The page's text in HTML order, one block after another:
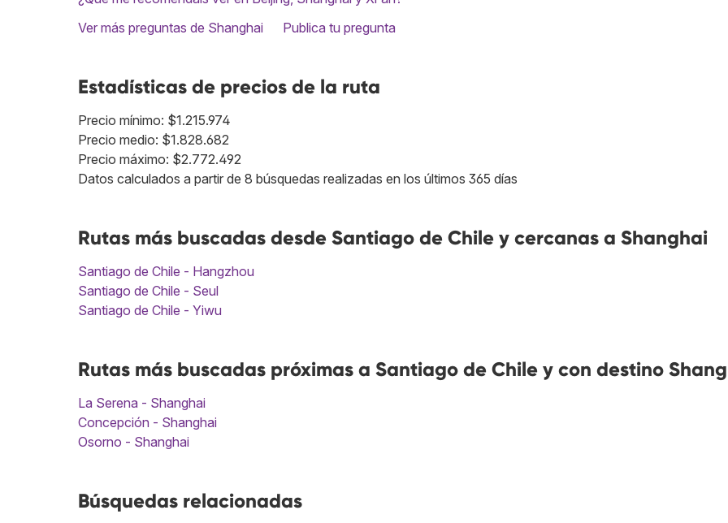
Ver más preguntas de Shanghai
Publica tu pregunta
Estadísticas de precios de la ruta
Precio mínimo: $1.215.974
Precio medio: $1.828.682
Precio máximo: $2.772.492
Datos calculados a partir de 8 búsquedas realizadas en los últimos 365 días
Rutas más buscadas desde Santiago de Chile y cercanas a Shanghai
Santiago de Chile - Hangzhou
Santiago de Chile - Seul
Santiago de Chile - Yiwu
Rutas más buscadas próximas a Santiago de Chile y con destino
La Serena - Shanghai
Concepción - Shanghai
Osorno - Shanghai
Búsquedas relacionadas